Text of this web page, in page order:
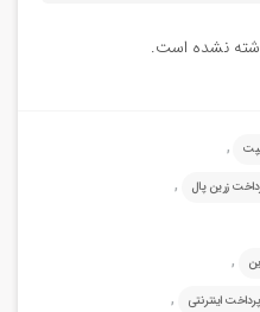
نشده است.
,
زرین پال ,
,
اینترنتی ,